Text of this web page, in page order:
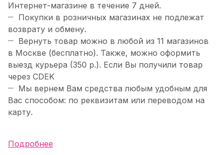
Интернет-магазине в течение 7 дней.
Покупки в розничных магазинах не подлежат
возврату и обмену.
Вернуть товар можно в любой из 11 магазинов
в Москве (бесплатно). Также, можно оформить
выезд курьера (350 р.). Если Вы получили товар
через CDEK
Мы вернем Вам средства любым удобным для
Вас способом: по реквизитам или переводом на
карту.
Подробнее